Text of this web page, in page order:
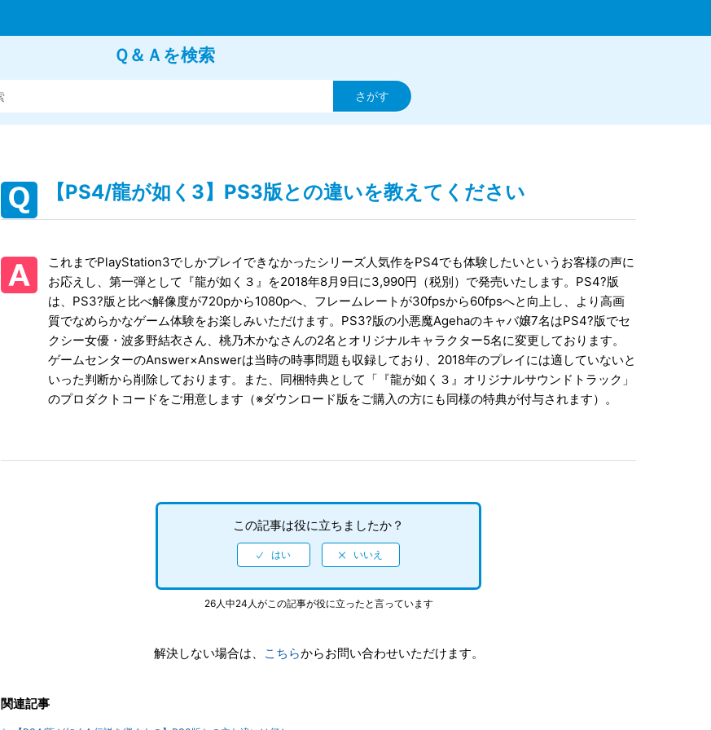
Ｑ＆Ａを検索
【PS4/龍が如く3】PS3版との違いを教えてください
これまでPlayStation3でしかプレイできなかったシリーズ人気作をPS4でも体験したいというお客様の声に
お応えし、第一弾として『龍が如く３』を2018年8月9日に3,990円（税別）で発売いたします。PS4?版
は、PS3?版と比べ解像度が720pから1080pへ、フレームレートが30fpsから60fpsへと向上し、より高画
質でなめらかなゲーム体験をお楽しみいただけます。PS3?版の小悪魔Agehaのキャバ嬢7名はPS4?版でセ
クシー女優・波多野結衣さん、桃乃木かなさんの2名とオリジナルキャラクター5名に変更しております。
ゲームセンターのAnswer×Answerは当時の時事問題も収録しており、2018年のプレイには適していないと
いった判断から削除しております。また、同梱特典として「『龍が如く３』オリジナルサウンドトラック」
のプロダクトコードをご用意します（※ダウンロード版をご購入の方にも同様の特典が付与されます）。
この記事は役に立ちましたか？
26人中24人がこの記事が役に立ったと言っています
解決しない場合は、 こちらからお問い合わせいただけます。
関連記事